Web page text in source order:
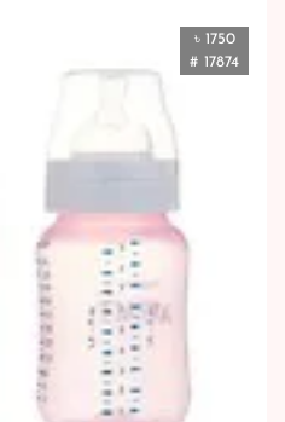
৳ 1750
# 17874